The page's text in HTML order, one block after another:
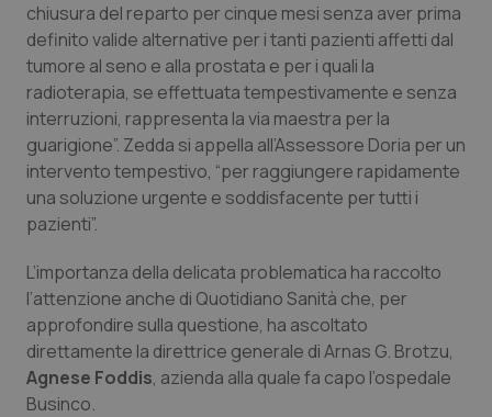
Quotidiano Pediatria
Rene & patologie urogenitali
Salute orale & impianti
Sangue & coagulazione
Tiroide
Tumore al seno
Tumore ovarico
chiusura del reparto per cinque mesi senza aver prima
definito valide alternative per i tanti pazienti affetti dal
tumore al seno e alla prostata e per i quali la
radioterapia, se effettuata tempestivamente e senza
interruzioni, rappresenta la via maestra per la
guarigione”. Zedda si appella all’Assessore Doria per un
intervento tempestivo, “per raggiungere rapidamente
una soluzione urgente e soddisfacente per tutti i
pazienti”.
L’importanza della delicata problematica ha raccolto
l’attenzione anche di Quotidiano Sanità che, per
approfondire sulla questione, ha ascoltato
direttamente la direttrice generale di Arnas G. Brotzu,
Agnese Foddis, azienda alla quale fa capo l’ospedale
Businco.